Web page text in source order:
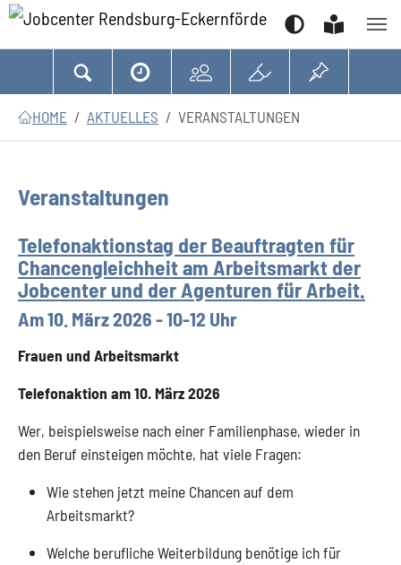
Suchen
HOME AKTUELLES VERANSTALTUNGEN
Veranstaltungen
Telefonaktionstag der Beauftragten für
Chancengleichheit am Arbeitsmarkt der
Jobcenter und der Agenturen für Arbeit.
Am 10. März 2026 - 10-12 Uhr
Frauen und Arbeitsmarkt
Telefonaktion am 10. März 2026
Wer, beispielsweise nach einer Familienphase, wieder in
den Beruf einsteigen möchte, hat viele Fragen:
Wie stehen jetzt meine Chancen auf dem
Arbeitsmarkt?
Welche berufliche Weiterbildung benötige ich für